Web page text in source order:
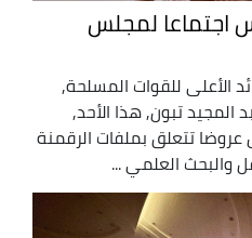
اجتماعا لمجلس
الأعلى للقوات المسلحة,
تبون, هذا الأحد,
تتعلق بملفات الرقمنة
والبحث العلمي ...